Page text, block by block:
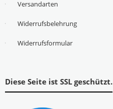
Versandarten
Widerrufsbelehrung
Widerrufsformular
Diese Seite ist SSL geschützt.